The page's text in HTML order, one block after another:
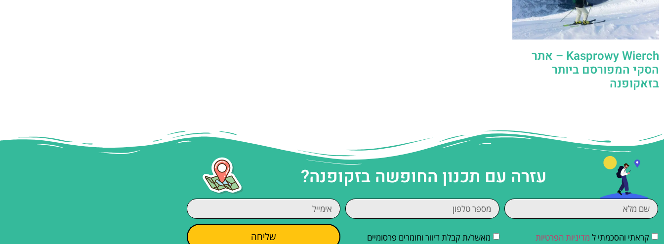
Kasprowy Wierch – אתר
הסקי המפורסם ביותר
בזאקופנה
עזרה עם תכנון החופשה בזקופנה?
קראתי והסכמתי ל מדיניות הפרטיות מאשר/ת קבלת דיוור וחומרים פרסומיים שליחה